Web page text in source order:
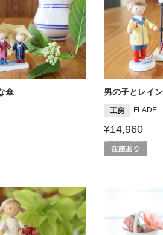
傘 男の子とレイ
工房 FLADE
¥14,960